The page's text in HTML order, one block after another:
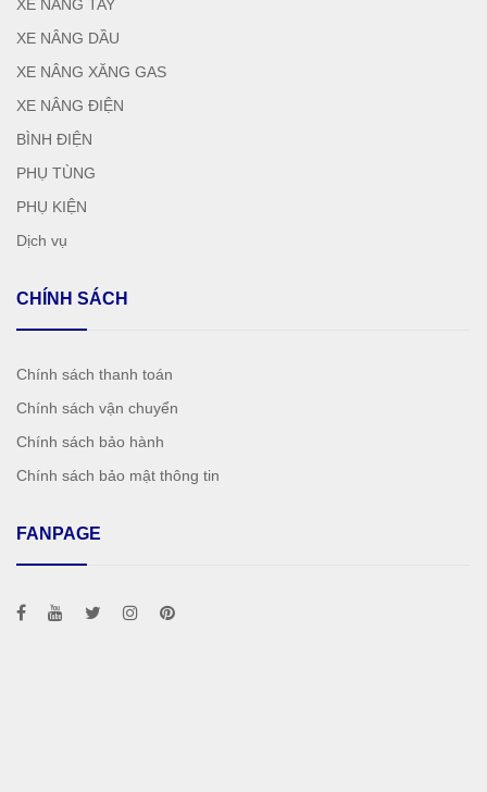
XE NÂNG TAY
XE NÂNG DẦU
XE NÂNG XĂNG GAS
XE NÂNG ĐIỆN
BÌNH ĐIỆN
PHỤ TÙNG
PHỤ KIỆN
Dịch vụ
CHÍNH SÁCH
Chính sách thanh toán
Chính sách vận chuyển
Chính sách bảo hành
Chính sách bảo mật thông tin
FANPAGE